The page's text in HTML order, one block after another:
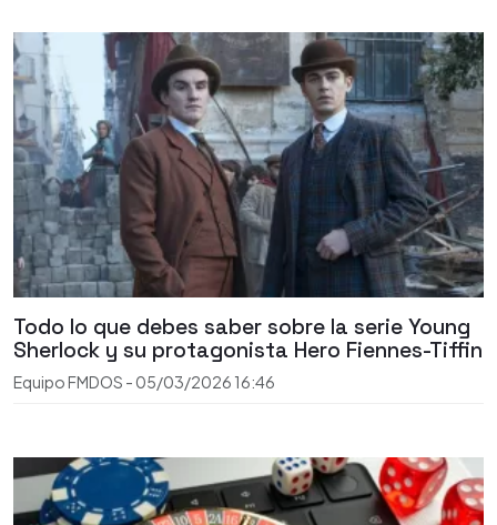
Todo lo que debes saber sobre la serie Young
Sherlock y su protagonista Hero Fiennes-Tiffin
Equipo FMDOS - 05/03/2026 16:46